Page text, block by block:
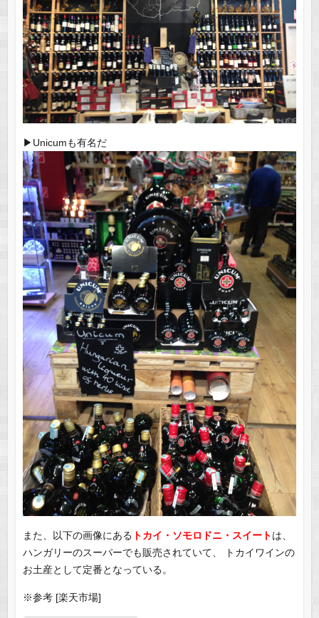
▶︎Unicumも有名だ
また、以下の画像にある トカイ・ソモロドニ・スイートは、
ハンガリーのスーパーでも販売されていて、 トカイワインの
お土産として定番となっている。
※参考 [楽天市場]